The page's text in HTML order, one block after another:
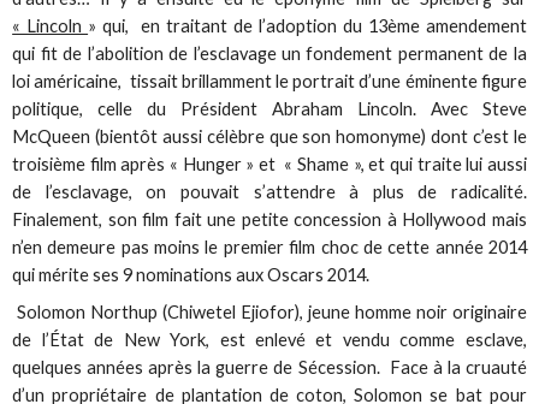
« Lincoln » qui, en traitant de l’adoption du 13ème amendement
qui fit de l’abolition de l’esclavage un fondement permanent de la
loi américaine, tissait brillamment le portrait d’une éminente figure
politique, celle du Président Abraham Lincoln. Avec Steve
McQueen (bientôt aussi célèbre que son homonyme) dont c’est le
troisième film après « Hunger » et « Shame », et qui traite lui aussi
de l’esclavage, on pouvait s’attendre à plus de radicalité.
Finalement, son film fait une petite concession à Hollywood mais
n’en demeure pas moins le premier film choc de cette année 2014
qui mérite ses 9 nominations aux Oscars 2014.
Solomon Northup (Chiwetel Ejiofor), jeune homme noir originaire
de l’État de New York, est enlevé et vendu comme esclave,
quelques années après la guerre de Sécession. Face à la cruauté
d’un propriétaire de plantation de coton, Solomon se bat pour